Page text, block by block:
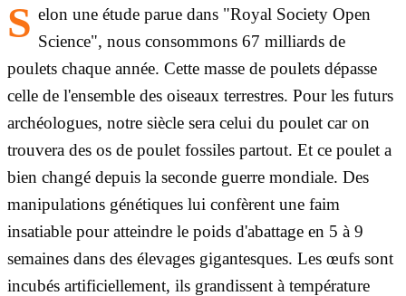
S elon une étude parue dans "Royal Society Open
Science", nous consommons 67 milliards de
poulets chaque année. Cette masse de poulets dépasse
celle de l'ensemble des oiseaux terrestres. Pour les futurs
archéologues, notre siècle sera celui du poulet car on
trouvera des os de poulet fossiles partout. Et ce poulet a
bien changé depuis la seconde guerre mondiale. Des
manipulations génétiques lui confèrent une faim
insatiable pour atteindre le poids d'abattage en 5 à 9
semaines dans des élevages gigantesques. Les œufs sont
incubés artificiellement, ils grandissent à température